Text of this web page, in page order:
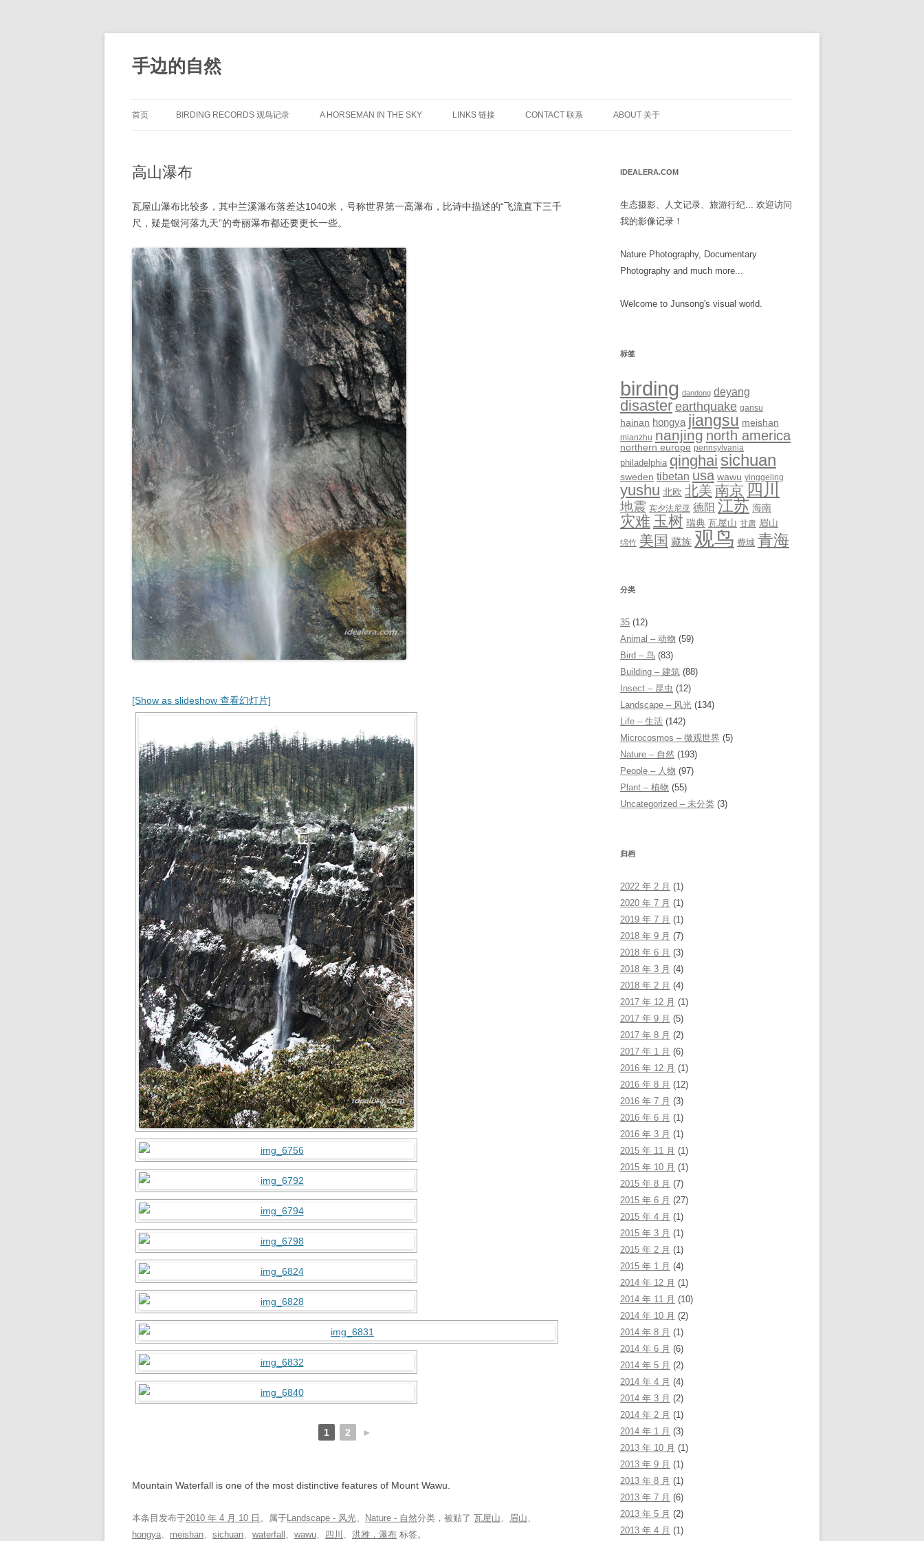
手边的自然
至
首页 BIRDING RECORDS 观鸟记录 A HORSEMAN IN THE SKY LINKS 链接 CONTACT 联系 ABOUT 关于
高山瀑布
瓦屋山瀑布比较多，其中兰溪瀑布落差达1040米，号称世界第一高瀑布，比诗中描述的“飞流直下三千
尺，疑是银河落九天”的奇丽瀑布都还要更长一些。
[Show as slideshow 查看幻灯片]
1 2 ►
Mountain Waterfall is one of the most distinctive features of Mount Wawu.
本条目发布于2010 年 4 月 10 日 。属于Landscape - 风光 Nature - 自然分类，被贴了 瓦屋山 眉山
hongya
meishan sichuan waterfall wawu 四川 洪雅，瀑布 标签。
IDEALERA.COM
生态摄影、人文记录、旅游行纪... 欢迎访问
我的影像记录！
Nature Photography, Documentary
Photography and much more...
Welcome to Junsong's visual world.
标签
birding dandong deyang
disaster earthquake gansu
hainan hongya jiangsu meishan
mianzhu nanjing north america
northern europe pennsylvania
philadelphia qinghai sichuan
sweden tibetan usa wawu yinggeling
yushu 北欧 北美 南京 四川
地震 宾夕法尼亚 德阳 江苏 海南
灾难 玉树 瑞典 瓦屋山 甘肃 眉山
绵竹 美国 藏族 观鸟 费城 青海
分类
35 (12)
Animal – 动物 (59)
Bird – 鸟 (83)
Building – 建筑 (88)
Insect – 昆虫 (12)
Landscape – 风光 (134)
Life – 生活 (142)
Microcosmos – 微观世界 (5)
Nature – 自然 (193)
People – 人物 (97)
Plant – 植物 (55)
Uncategorized – 未分类 (3)
归档
2022 年 2 月 (1)
2020 年 7 月 (1)
2019 年 7 月 (1)
2018 年 9 月 (7)
2018 年 6 月 (3)
2018 年 3 月 (4)
2018 年 2 月 (4)
2017 年 12 月 (1)
2017 年 9 月 (5)
2017 年 8 月 (2)
2017 年 1 月 (6)
2016 年 12 月 (1)
2016 年 8 月 (12)
2016 年 7 月 (3)
2016 年 6 月 (1)
2016 年 3 月 (1)
2015 年 11 月 (1)
2015 年 10 月 (1)
2015 年 8 月 (7)
2015 年 6 月 (27)
2015 年 4 月 (1)
2015 年 3 月 (1)
2015 年 2 月 (1)
2015 年 1 月 (4)
2014 年 12 月 (1)
2014 年 11 月 (10)
2014 年 10 月 (2)
2014 年 8 月 (1)
2014 年 6 月 (6)
2014 年 5 月 (2)
2014 年 4 月 (4)
2014 年 3 月 (2)
2014 年 2 月 (1)
2014 年 1 月 (3)
2013 年 10 月 (1)
2013 年 9 月 (1)
2013 年 8 月 (1)
2013 年 7 月 (6)
2013 年 5 月 (2)
2013 年 4 月 (1)